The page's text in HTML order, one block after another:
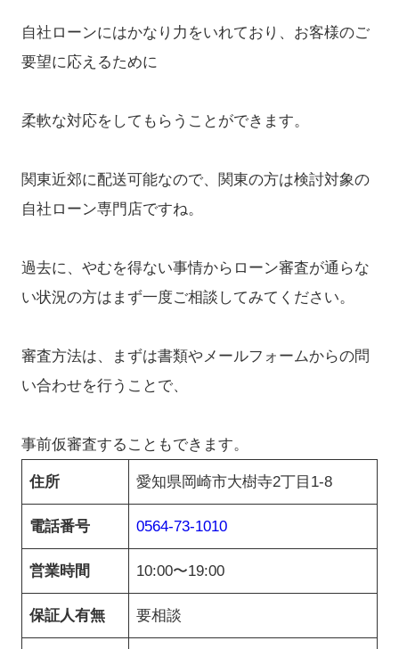
自社ローンにはかなり力をいれており、お客様のご
要望に応えるために
柔軟な対応をしてもらうことができます。
関東近郊に配送可能なので、関東の方は検討対象の
自社ローン専門店ですね。
過去に、やむを得ない事情からローン審査が通らな
い状況の方はまず一度ご相談してみてください。
審査方法は、まずは書類やメールフォームからの問
い合わせを行うことで、
事前仮審査することもできます。
住所 愛知県岡崎市大樹寺2丁目1-8
電話番号 0564-73-1010
営業時間 10:00〜19:00
保証人有無 要相談